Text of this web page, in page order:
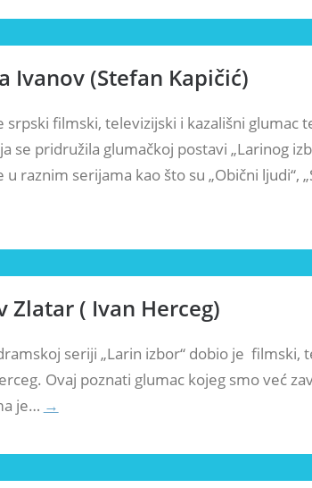
Ivanov (Stefan Kapičić)
srpski filmski, televizijski i kazališni glumac
se pridružila glumačkoj postavi „Larinog
raznim serijama kao što su „Obični ljudi“,
Zlatar ( Ivan Herceg)
seriji „Larin izbor“ dobio je filmski,
Ovaj poznati glumac kojeg smo već
je… →